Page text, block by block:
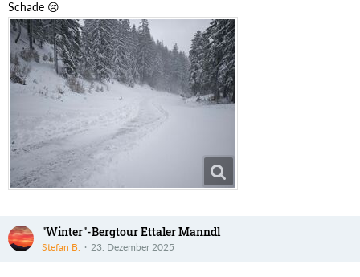
Schade 😢
"Winter"-Bergtour Ettaler Manndl
Stefan B. 23. Dezember 2025